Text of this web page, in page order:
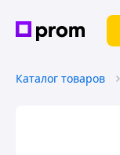
Каталог товаров